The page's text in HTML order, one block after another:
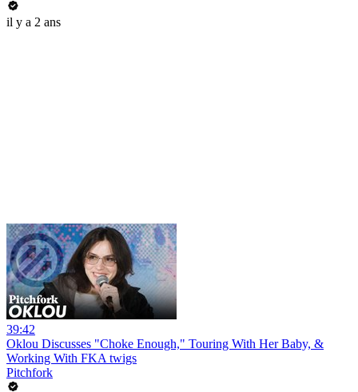
il y a 2 ans
39:42
Oklou Discusses "Choke Enough," Touring With Her Baby, &
Working With FKA twigs
Pitchfork